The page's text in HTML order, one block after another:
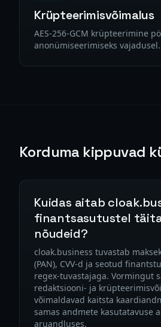
Krüpteerimisvõimalus
AES-256-GCM krüpteerimine
anonümiseerimiseks vajadusel.
Korduma kippuvad
Kuidas aitab
finantsasutustel täita
nõudeid?
cloak.business tuvastab
(PAN), CVV-d ja seotud
regex-tuvastajaga. Vormingut
redaktsiooni- ja
võimaldavad kaitsta
samas andmete kasutatavuse
aruandluses.